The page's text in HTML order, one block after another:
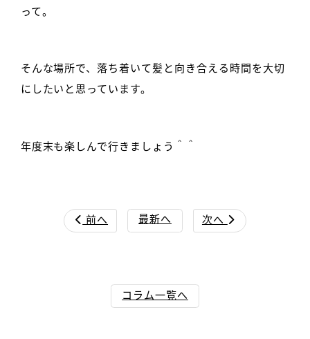
って。
そんな場所で、落ち着いて髪と向き合える時間を大切
にしたいと思っています。
年度末も楽しんで行きましょう＾＾
 前へ 最新へ 次へ 
コラム一覧へ